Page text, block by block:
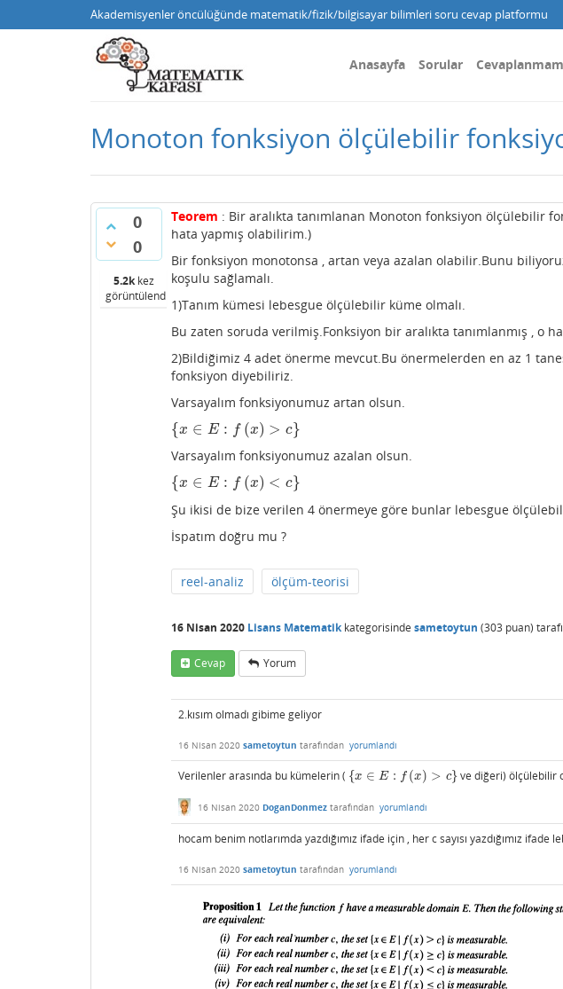
Akademisyenler öncülüğünde matematik/fizik/bilgisayar bilimleri soru cevap platformu
Anasayfa Sorular
Monoton fonksiyon ölçülebilir
0
0
5.2kkez
görüntülendi
Teorem : Bir aralıkta tanımlanan Monoton fonksiyon ölçülebilir
hata yapmış olabilirim.)
Bir fonksiyon monotonsa , artan veya azalan olabilir.Bunu
koşulu sağlamalı.
1)Tanım kümesi lebesgue ölçülebilir küme olmalı.
Bu zaten soruda verilmiş.Fonksiyon bir aralıkta tanımlanmış , o
2)Bildiğimiz 4 adet önerme mevcut.Bu önermelerden en az 1
fonksiyon diyebiliriz.
Varsayalım fonksiyonumuz artan olsun.
{x ∈ E : f (x) > c}
{x∈ E: (x) > }
Varsayalım fonksiyonumuz azalan olsun.
{x ∈ E : f (x) < c}
{ x∈ E: (x) < }
Şu ikisi de bize verilen 4 önermeye göre bunlar lebesgue
İspatım doğru mu ?
reel-analiz ölçüm-teorisi
16 Nisan 2020 Lisans Matematikkategorisinde sametoytun (303 puan)
Cevap Yorum
2.kısım olmadı gibime geliyor
16 Nisan 2020 sametoytun tarafından yorumlandı
Verilenler arasında bu kümelerin ( {x ∈ E : f (x) > c}
{x∈ E: f(x) > c} ve diğeri) ölçülebilir
16 Nisan 2020 DoganDonmez tarafından yorumlandı
hocam benim notlarımda yazdığımız ifade için , her c sayısı yazdığımız
16 Nisan 2020 sametoytun tarafından yorumlandı